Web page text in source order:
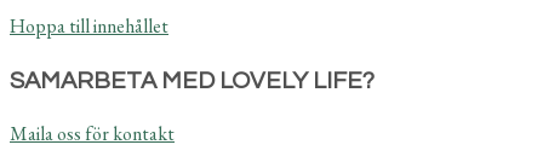
Hoppa till innehållet
SAMARBETA MED LOVELY LIFE?
Maila oss för kontakt